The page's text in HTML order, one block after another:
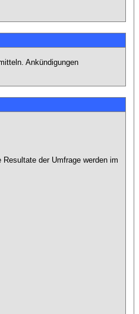
Ankündigungen
der Umfrage werden im